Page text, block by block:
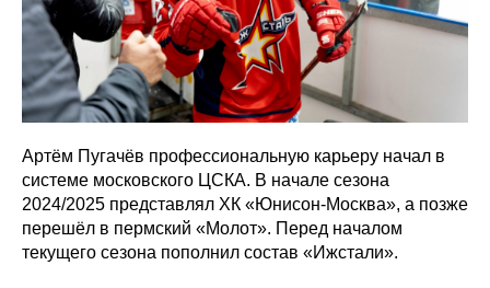
Артём Пугачёв профессиональную карьеру начал в
системе московского ЦСКА. В начале сезона
2024/2025 представлял ХК «Юнисон-Москва», а позже
перешёл в пермский «Молот». Перед началом
текущего сезона пополнил состав «Ижстали».